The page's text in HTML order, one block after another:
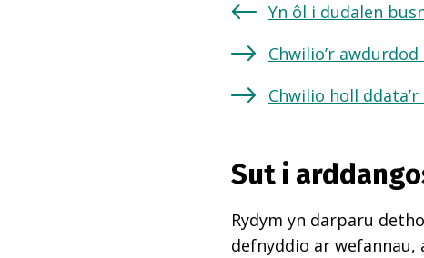
Yn ôl i dudalen
Chwilio’r
Chwilio holl ddata’r
Sut i
Rydym yn darparu
defnyddio ar wefannau,